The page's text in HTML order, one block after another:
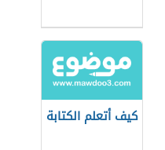
كيف أتعلم الكتابة